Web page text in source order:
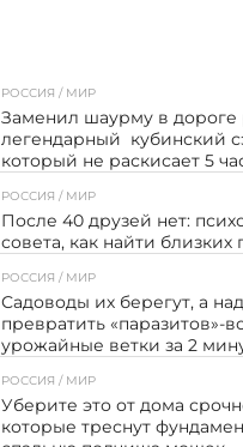
РОССИЯ / МИР
Заменил шаурму в дороге
легендарный кубинский
который не раскисает 5
РОССИЯ / МИР
После 40 друзей нет:
совета, как найти близких
РОССИЯ / МИР
Садоводы их берегут, а
превратить «паразитов»-
урожайные ветки за 2
РОССИЯ / МИР
Уберите это от дома
которые треснут